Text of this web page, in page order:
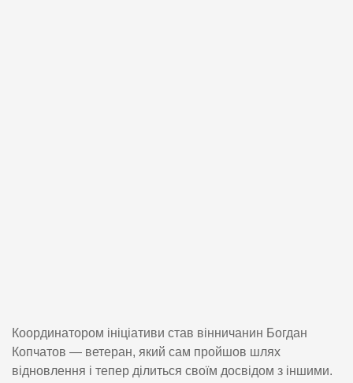
Координатором ініціативи став вінничанин Богдан
Копчатов — ветеран, який сам пройшов шлях
відновлення і тепер ділиться своїм досвідом з іншими.